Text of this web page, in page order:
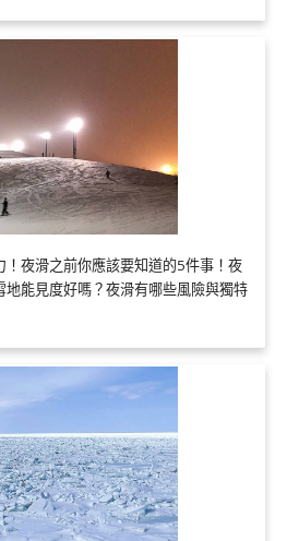
夜滑之前你應該要知道的5件事！夜
地能見度好嗎？夜滑有哪些風險與獨特